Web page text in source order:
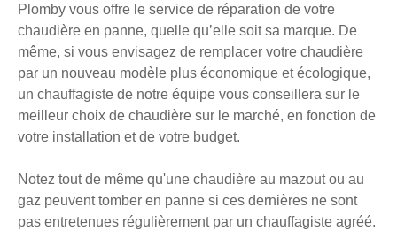
Plomby vous offre le service de réparation de votre
chaudière en panne, quelle qu’elle soit sa marque. De
même, si vous envisagez de remplacer votre chaudière
par un nouveau modèle plus économique et écologique,
un chauffagiste de notre équipe vous conseillera sur le
meilleur choix de chaudière sur le marché, en fonction de
votre installation et de votre budget.
Notez tout de même qu'une chaudière au mazout ou au
gaz peuvent tomber en panne si ces dernières ne sont
pas entretenues régulièrement par un chauffagiste agréé.